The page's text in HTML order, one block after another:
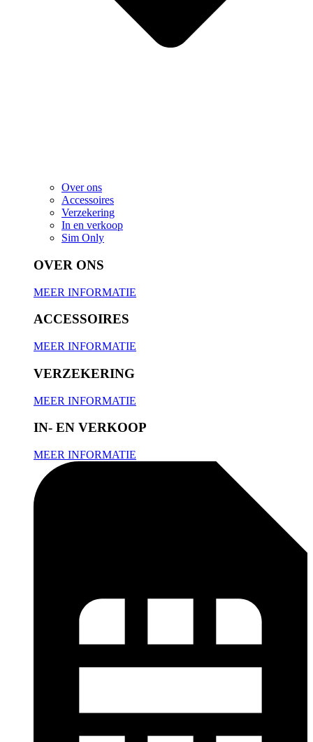
Over ons
Accessoires
Verzekering
In en verkoop
Sim Only
OVER ONS
MEER INFORMATIE
ACCESSOIRES
MEER INFORMATIE
VERZEKERING
MEER INFORMATIE
IN- EN VERKOOP
MEER INFORMATIE